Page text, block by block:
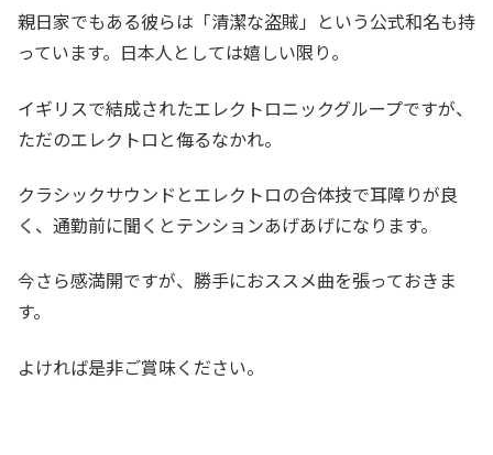
親日家でもある彼らは「清潔な盗賊」という公式和名も持
っています。日本人としては嬉しい限り。
イギリスで結成されたエレクトロニックグループですが、
ただのエレクトロと侮るなかれ。
クラシックサウンドとエレクトロの合体技で耳障りが良
く、通勤前に聞くとテンションあげあげになります。
今さら感満開ですが、勝手におススメ曲を張っておきま
す。
よければ是非ご賞味ください。